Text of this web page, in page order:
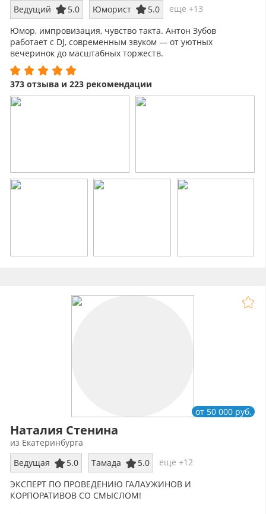
Ведущий
5.0 Юморист 5.0
еще +13
Юмор, импровизация, чувство такта. Антон Зубов
работает с DJ, современным звуком — от уютных
вечеринок до масштабных торжеств.
373 отзыва и 223 рекомендации
Наталия Стенина
от 50 000 руб.
из Екатеринбурга
Ведущая
5.0 Тамада 5.0
еще +12
ЭКСПЕРТ ПО ПРОВЕДЕНИЮ ГАЛАУЖИНОВ И
КОРПОРАТИВОВ СО СМЫСЛОМ!